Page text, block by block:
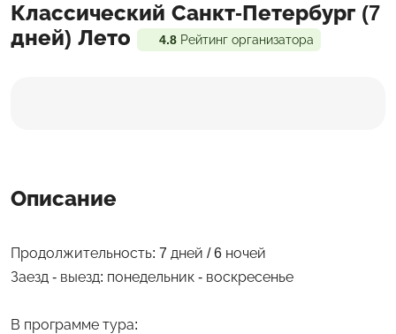
Программа Проживание Входит в стоимость
Классический Санкт-Петербург (7
дней) Лето
4.8 Рейтинг организатора
Описание
Продолжительность: 7 дней / 6 ночей
Заезд - выезд: понедельник - воскресенье
В программе тура: